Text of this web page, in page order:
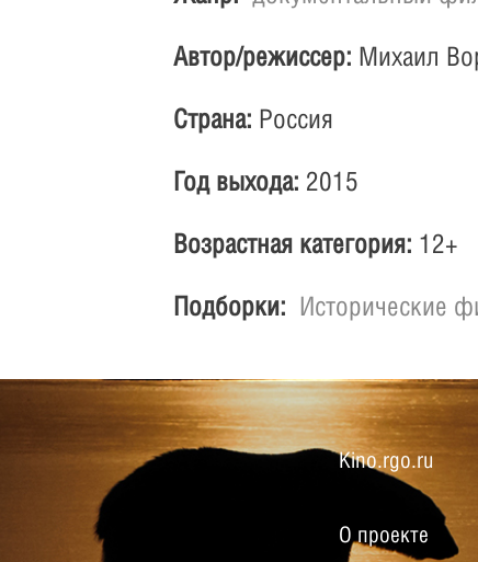
Автор/режиссер: Михаил
Страна: Россия
Год выхода: 2015
Возрастная категория: 12+
Подборки: Исторические
Kino.rgo.ru
О проекте